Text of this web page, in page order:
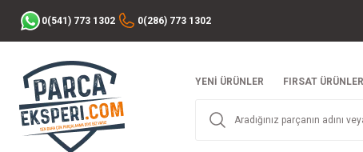
0(541) 773 1302 0(286) 773 1302
YENİ ÜRÜNLER FIRSAT